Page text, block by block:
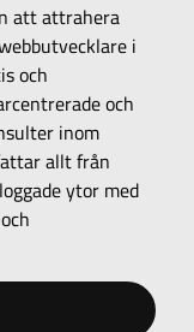
att attrahera
i
och
och
inom
allt från
ytor med
och